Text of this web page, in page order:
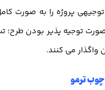
پروژه را به صورت
توجیه پذیر بودن طرح؛
واگذار می کنند.
چوب ترمو